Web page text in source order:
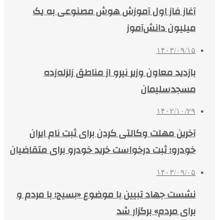
آغاز فاز اول آموزش هوش مصنوعی به یک
میلیون دانش‌آموز
۱۴۰۳/۰۹/۱۵
بازدید معاون وزیر نیرو از مناطق زلزله‌زده‌
مسجدسلیمان
۱۴۰۲/۱۰/۲۹
آخرین مهلت وکالتی کردن برای ثبت نام ایران
خودرو؛ ثبت درخواست خرید خودرو برای متقاضیان
۱۴۰۳/۰۹/۰۵
نشست جهاد تبیین با موضوع «بسیج؛ با مردم و
برای مردم» برگزار شد